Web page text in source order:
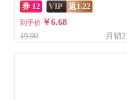
券 12 VIP 返1.22
到手价 ￥6.68
19.90 月销2